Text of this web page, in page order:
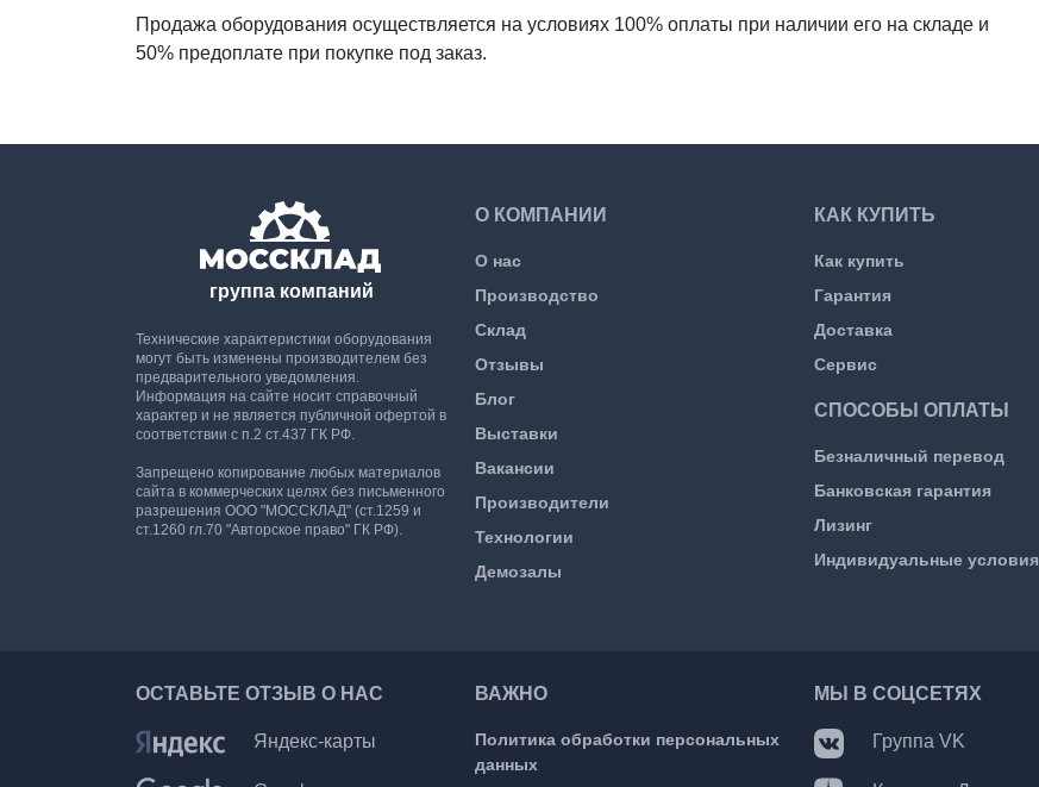
Продажа оборудования осуществляется на условиях 100% оплаты при наличии его на складе и
50% предоплате при покупке под заказ.
группа компаний
Технические характеристики оборудования
могут быть изменены производителем без
предварительного уведомления.
Информация на сайте носит справочный
характер и не является публичной офертой в
соответствии с п.2 ст.437 ГК РФ.
Запрещено копирование любых материалов
сайта в коммерческих целях без письменного
разрешения ООО "МОССКЛАД" (ст.1259 и
ст.1260 гл.70 "Авторское право" ГК РФ).
О КОМПАНИИ
О нас
Производство
Склад
Отзывы
Блог
Выставки
Вакансии
Производители
Технологии
Демозалы
КАК КУПИТЬ
Как купить
Гарантия
Доставка
Сервис
СПОСОБЫ ОПЛАТЫ
Безналичный перевод
Банковская гарантия
Лизинг
Индивидуальные условия
ОСТАВЬТЕ ОТЗЫВ О НАС
Яндекс-карты
ВАЖНО
Политика обработки персональных
данных
МЫ В СОЦСЕТЯХ
Группа VK